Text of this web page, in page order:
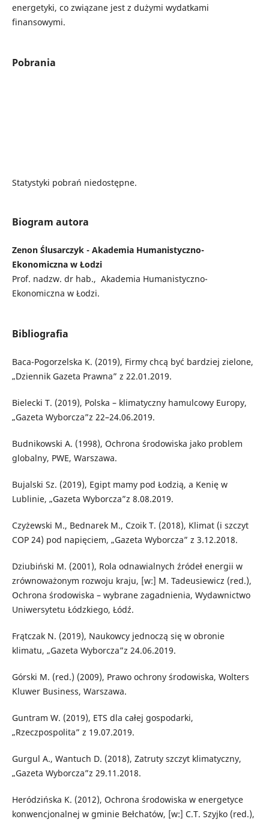
energetyki, co związane jest z dużymi wydatkami
finansowymi.
Pobrania
Statystyki pobrań niedostępne.
Biogram autora
Zenon Ślusarczyk - Akademia Humanistyczno-
Ekonomiczna w Łodzi
Prof. nadzw. dr hab., Akademia Humanistyczno-
Ekonomiczna w Łodzi.
Bibliografia
Baca-Pogorzelska K. (2019), Firmy chcą być bardziej zielone,
„Dziennik Gazeta Prawna” z 22.01.2019.
Bielecki T. (2019), Polska – klimatyczny hamulcowy Europy,
„Gazeta Wyborcza”z 22–24.06.2019.
Budnikowski A. (1998), Ochrona środowiska jako problem
globalny, PWE, Warszawa.
Bujalski Sz. (2019), Egipt mamy pod Łodzią, a Kenię w
Lublinie, „Gazeta Wyborcza”z 8.08.2019.
Czyżewski M., Bednarek M., Czoik T. (2018), Klimat (i szczyt
COP 24) pod napięciem, „Gazeta Wyborcza” z 3.12.2018.
Dziubiński M. (2001), Rola odnawialnych źródeł energii w
zrównoważonym rozwoju kraju, [w:] M. Tadeusiewicz (red.),
Ochrona środowiska – wybrane zagadnienia, Wydawnictwo
Uniwersytetu Łódzkiego, Łódź.
Frątczak N. (2019), Naukowcy jednoczą się w obronie
klimatu, „Gazeta Wyborcza”z 24.06.2019.
Górski M. (red.) (2009), Prawo ochrony środowiska, Wolters
Kluwer Business, Warszawa.
Guntram W. (2019), ETS dla całej gospodarki,
„Rzeczpospolita” z 19.07.2019.
Gurgul A., Wantuch D. (2018), Zatruty szczyt klimatyczny,
„Gazeta Wyborcza”z 29.11.2018.
Heródzińska K. (2012), Ochrona środowiska w energetyce
konwencjonalnej w gminie Bełchatów, [w:] C.T. Szyjko (red.),